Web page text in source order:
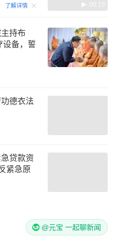
了解详情 00:15
持布
设备，誓
德衣法
贷款资
紧急原
@元宝 一起聊新闻